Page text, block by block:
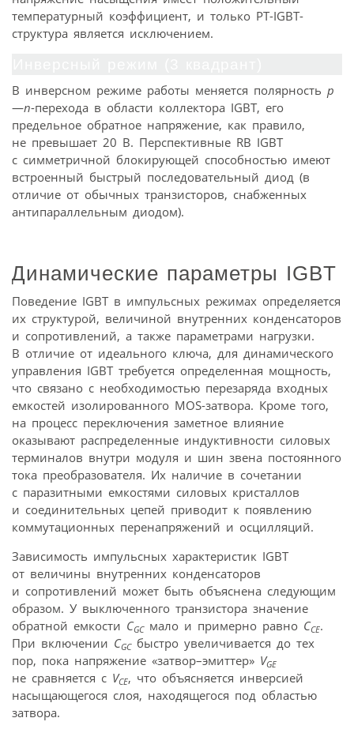
температурный коэффициент, и только PT-IGBT-
структура является исключением.
В инверсном режиме работы меняется полярность p
—n-перехода в области коллектора IGBT, его
предельное обратное напряжение, как правило,
не превышает 20 В. Перспективные RB IGBT
с симметричной блокирующей способностью имеют
встроенный быстрый последовательный диод (в
отличие от обычных транзисторов, снабженных
антипараллельным диодом).
Динамические параметры IGBT
Поведение IGBT в импульсных режимах определяется
их структурой, величиной внутренних конденсаторов
и сопротивлений, а также параметрами нагрузки.
В отличие от идеального ключа, для динамического
управления IGBT требуется определенная мощность,
что связано с необходимостью перезаряда входных
емкостей изолированного MOS-затвора. Кроме того,
на процесс переключения заметное влияние
оказывают распределенные индуктивности силовых
терминалов внутри модуля и шин звена постоянного
тока преобразователя. Их наличие в сочетании
с паразитными емкостями силовых кристаллов
и соединительных цепей приводит к появлению
коммутационных перенапряжений и осцилляций.
Зависимость импульсных характеристик IGBT
от величины внутренних конденсаторов
и сопротивлений может быть объяснена следующим
образом. У выключенного транзистора значение
обратной емкости CGCмало и примерно равно CCE.
При включении CGCбыстро увеличивается до тех
пор, пока напряжение «затвор–эмиттер» VGE
не сравняется с VCE, что объясняется инверсией
насыщающегося слоя, находящегося под областью
затвора.